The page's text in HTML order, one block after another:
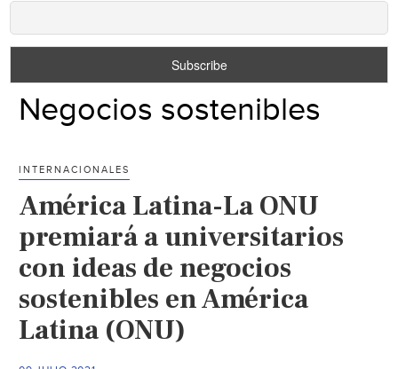
Negocios sostenibles
INTERNACIONALES
América Latina-La ONU
premiará a universitarios
con ideas de negocios
sostenibles en América
Latina (ONU)